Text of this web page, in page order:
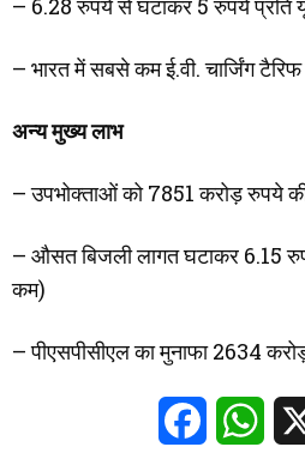
– 6.28 रुपये से घटाकर 5 रुपये प्रति
– भारत में सबसे कम ई.वी. चार्जिंग
अन्य मुख्य लाभ
– उपभोक्ताओं को 7851 करोड़ रुपये
– औसत बिजली लागत घटाकर 6.15
कम)
– पीएसपीसीएल का मुनाफा 2634
Facebook